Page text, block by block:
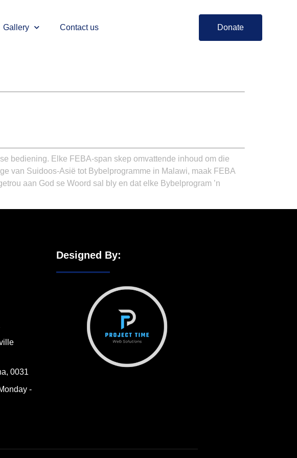
Gallery Contact us Donate
bediening. Elke FEBA-span skep omvattende inhoud om die
van Suidoos-Asië tot Bybelprogramme in Malawi, maak FEBA
aan God se Woord sal bly en dat elke Bybelprogram ’n
0031
-
Designed By: